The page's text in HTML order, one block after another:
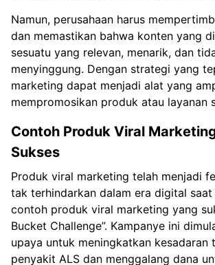
Namun, perusahaan harus
dan memastikan bahwa konten yang
sesuatu yang relevan, menarik, dan
menyinggung. Dengan strategi yang
marketing dapat menjadi alat yang
mempromosikan produk atau layanan
Contoh Produk Viral
Sukses
Produk viral marketing telah menjadi
tak terhindarkan dalam era digital saat
contoh produk viral marketing yang
Bucket Challenge”. Kampanye ini
upaya untuk meningkatkan kesadaran
penyakit ALS dan menggalang dana